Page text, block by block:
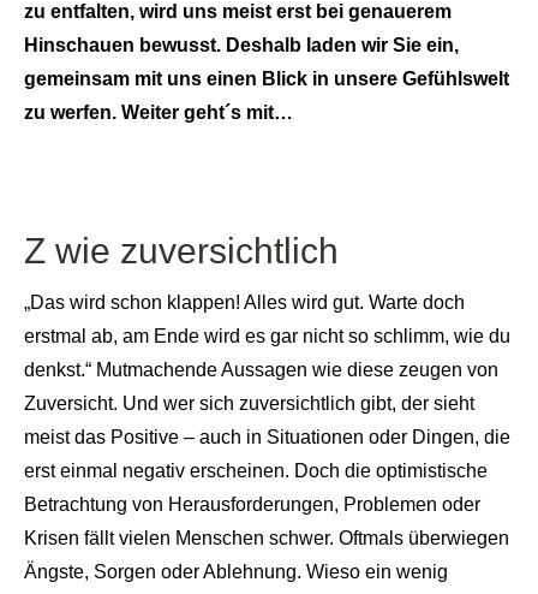
zu entfalten, wird uns meist erst bei genauerem
Hinschauen bewusst. Deshalb laden wir Sie ein,
gemeinsam mit uns einen Blick in unsere Gefühlswelt
zu werfen. Weiter geht´s mit…
Z wie zuversichtlich
„Das wird schon klappen! Alles wird gut. Warte doch
erstmal ab, am Ende wird es gar nicht so schlimm, wie du
denkst.“ Mutmachende Aussagen wie diese zeugen von
Zuversicht. Und wer sich zuversichtlich gibt, der sieht
meist das Positive – auch in Situationen oder Dingen, die
erst einmal negativ erscheinen. Doch die optimistische
Betrachtung von Herausforderungen, Problemen oder
Krisen fällt vielen Menschen schwer. Oftmals überwiegen
Ängste, Sorgen oder Ablehnung. Wieso ein wenig